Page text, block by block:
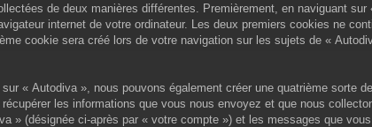
de deux manières différentes. Premièrement, en naviguant
internet de votre ordinateur. Les deux premiers cookies ne
cookie sera créé lors de votre navigation sur les sujets de «
« Autodiva », nous pouvons également créer une quatrième
les informations que vous nous envoyez et que nous
» (désignée ci-après par « votre compte ») et les messages que